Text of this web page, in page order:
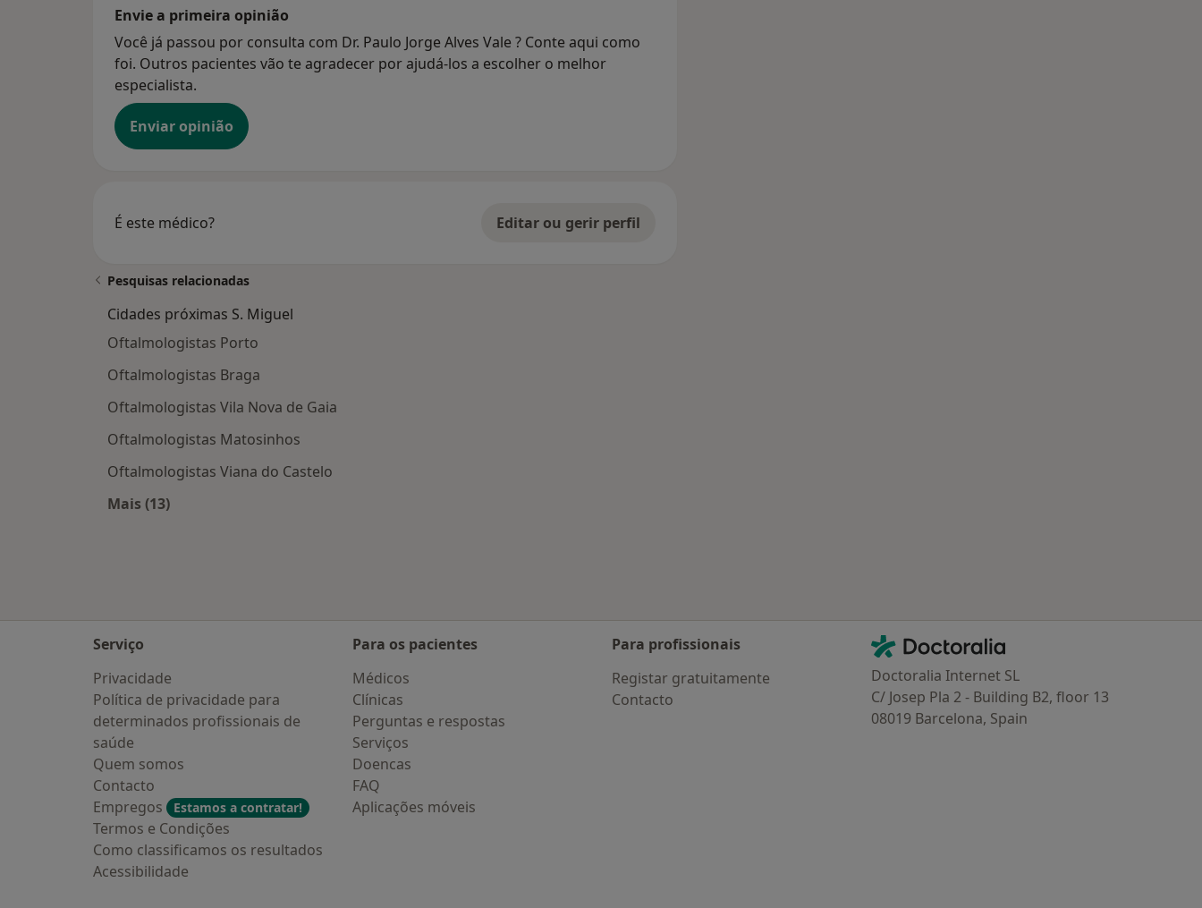
Envie a primeira opinião
Você já passou por consulta com Dr. Paulo Jorge Alves Vale ? Conte aqui como
foi. Outros pacientes vão te agradecer por ajudá-los a escolher o melhor
especialista.
Enviar opinião
É este médico? Editar ou gerir perfil
Pesquisas relacionadas
Cidades próximas S. Miguel
Oftalmologistas Porto
Oftalmologistas Braga
Oftalmologistas Vila Nova de Gaia
Oftalmologistas Matosinhos
Oftalmologistas Viana do Castelo
Mais (13)
Serviço
Privacidade
Política de privacidade para
determinados profissionais de
saúde
Quem somos
Contacto
Empregos
Estamos a contratar!
Termos e Condições
Como classificamos os resultados
Acessibilidade
Para os pacientes
Médicos
Clínicas
Perguntas e respostas
Serviços
Doencas
FAQ
Aplicações móveis
Para profissionais
Registar gratuitamente
Contacto
Contacto
Doctoralia - Homepage
Doctoralia Internet SL
C/ Josep Pla 2 - Building B2, floor 13
08019 Barcelona, Spain